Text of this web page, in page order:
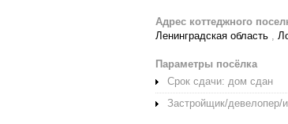
Адрес коттеджного
Ленинградская область ,
Параметры посёлка
Срок сдачи: дом сдан
Застройщик/девелопер/